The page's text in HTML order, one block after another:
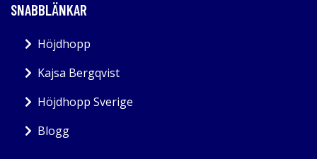
SNABBLÄNKAR
Höjdhopp
Kajsa Bergqvist
Höjdhopp Sverige
Blogg